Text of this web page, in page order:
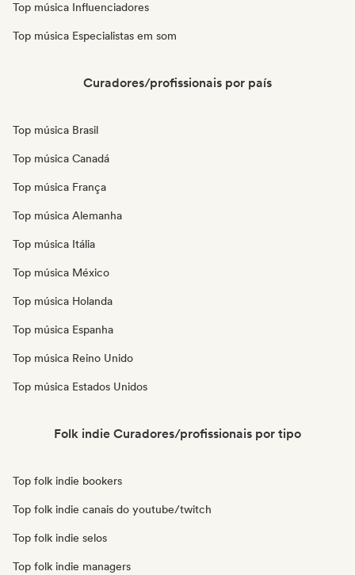
Top música Influenciadores
Top música Especialistas em som
Curadores/profissionais por país
Top música Brasil
Top música Canadá
Top música França
Top música Alemanha
Top música Itália
Top música México
Top música Holanda
Top música Espanha
Top música Reino Unido
Top música Estados Unidos
Folk indie Curadores/profissionais por tipo
Top folk indie bookers
Top folk indie canais do youtube/twitch
Top folk indie selos
Top folk indie managers